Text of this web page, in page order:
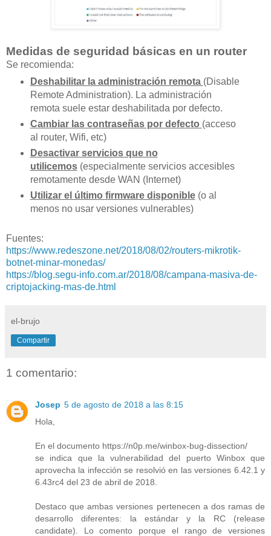
Medidas de seguridad básicas en un router
Se recomienda:
Deshabilitar la administración remota (Disable
Remote Administration). La administración
remota suele estar deshabilitada por defecto.
Cambiar las contraseñas por defecto (acceso
al router, Wifi, etc)
Desactivar servicios que no
utilicemos(especialmente servicios accesibles
remotamente desde WAN (Internet)
Utilizar el último firmware disponible(o al
menos no usar versiones vulnerables)
Fuentes:
https://www.redeszone.net/2018/08/02/routers-mikrotik-
botnet-minar-monedas/
https://blog.segu-info.com.ar/2018/08/campana-masiva-de-
criptojacking-mas-de.html
el-brujo
Compartir
1 comentario:
Josep 5 de agosto de 2018 a las 8:15
Hola,
En el documento https://n0p.me/winbox-bug-dissection/
se indica que la vulnerabilidad del puerto Winbox que
aprovecha la infección se resolvió en las versiones 6.42.1 y
6.43rc4 del 23 de abril de 2018.
Destaco que ambas versiones pertenecen a dos ramas de
desarrollo diferentes: la estándar y la RC (release
candidate). Lo comento porque el rango de versiones